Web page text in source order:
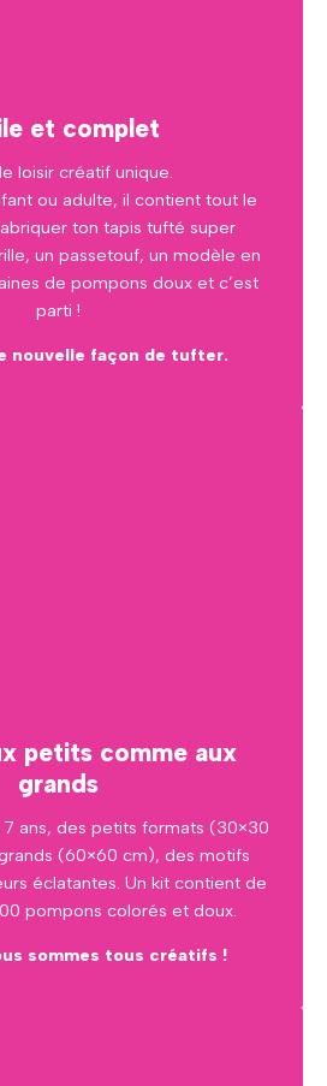
et complet
loisir créatif unique.
ou adulte, il contient tout le
ton tapis tufté super
un passetouf, un modèle en
de pompons doux et c’est
parti !
nouvelle façon de tufter.
petits comme aux
grands
7 ans, des petits formats (30×30
(60×60 cm), des motifs
éclatantes. Un kit contient de
pompons colorés et doux.
sommes tous créatifs !